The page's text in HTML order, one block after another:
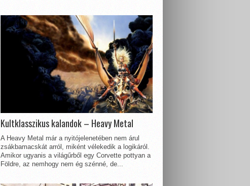
Kultklasszikus kalandok – Heavy Metal
A Heavy Metal már a nyitójelenetében nem árul
zsákbamacskát arról, miként vélekedik a logikáról.
Amikor ugyanis a világűrből egy Corvette pottyan a
Földre, az nemhogy nem ég szénné, de...